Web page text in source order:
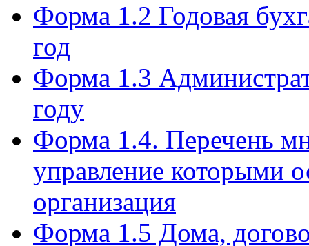
Форма 1.2 Годовая
год
Форма 1.3
году
Форма 1.4. Перечень
управление которыми
организация
Форма 1.5 Дома,